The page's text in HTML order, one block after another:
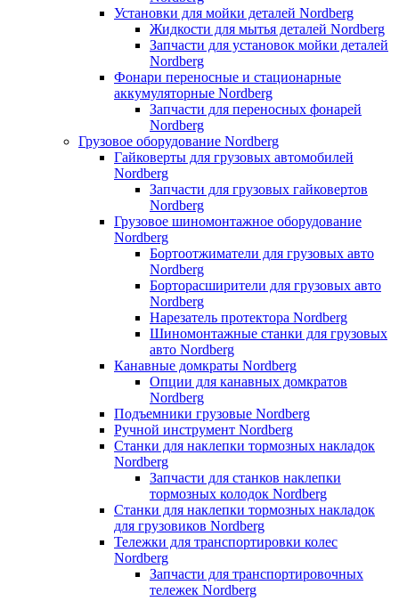
Установки для мойки деталей Nordberg
Жидкости для мытья деталей Nordberg
Запчасти для установок мойки деталей
Nordberg
Фонари переносные и стационарные
аккумуляторные Nordberg
Запчасти для переносных фонарей
Nordberg
Грузовое оборудование Nordberg
Гайковерты для грузовых автомобилей
Nordberg
Запчасти для грузовых гайковертов
Nordberg
Грузовое шиномонтажное оборудование
Nordberg
Бортоотжиматели для грузовых авто
Nordberg
Борторасширители для грузовых авто
Nordberg
Нарезатель протектора Nordberg
Шиномонтажные станки для грузовых
авто Nordberg
Канавные домкраты Nordberg
Опции для канавных домкратов
Nordberg
Подъемники грузовые Nordberg
Ручной инструмент Nordberg
Станки для наклепки тормозных накладок
Nordberg
Запчасти для станков наклепки
тормозных колодок Nordberg
Станки для наклепки тормозных накладок
для грузовиков Nordberg
Тележки для транспортировки колес
Nordberg
Запчасти для транспортировочных
тележек Nordberg